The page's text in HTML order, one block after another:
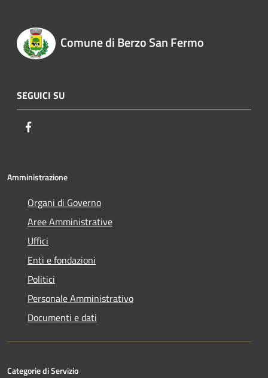
Comune di Berzo San Fermo
SEGUICI SU
Amministrazione
Organi di Governo
Aree Amministrative
Uffici
Enti e fondazioni
Politici
Personale Amministrativo
Documenti e dati
Categorie di Servizio